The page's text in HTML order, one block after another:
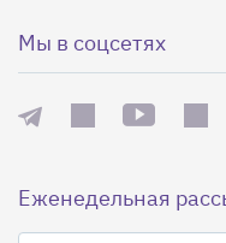
Мы в соцсетях
Еженедельная